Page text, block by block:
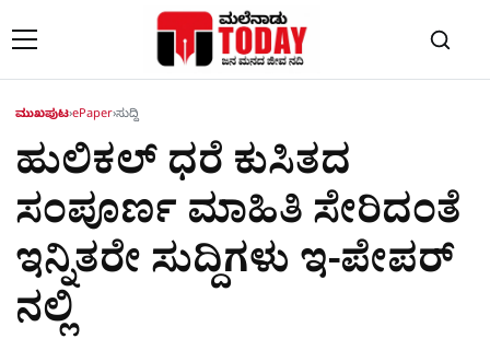
ಮುಖಪುಟ›ePaper›ಸುದ್ದಿ
ಹುಲಿಕಲ್​ ಧರೆ ಕುಸಿತದ
ಸಂಪೂರ್ಣ ಮಾಹಿತಿ ಸೇರಿದಂತೆ
ಇನ್ನಿತರೇ ಸುದ್ದಿಗಳು ಇ-ಪೇಪರ್​​
ನಲ್ಲಿ